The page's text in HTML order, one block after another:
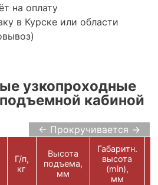
на оплату
в Курске или области
узкопроходные
кабиной
← Прокручивается →
Г/п,
кг
Высота
подъема,
мм
Габаритн.
высота
(min),
мм